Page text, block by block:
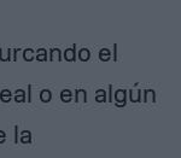
el
o en algún
la